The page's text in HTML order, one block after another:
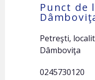
Punct de
Petreşti,
Dâmboviţa
0245730120